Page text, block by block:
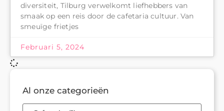
diversiteit, Tilburg verwelkomt liefhebbers van
smaak op een reis door de cafetaria cultuur. Van
smeuïge frietjes
Februari 5, 2024
Al onze categorieën